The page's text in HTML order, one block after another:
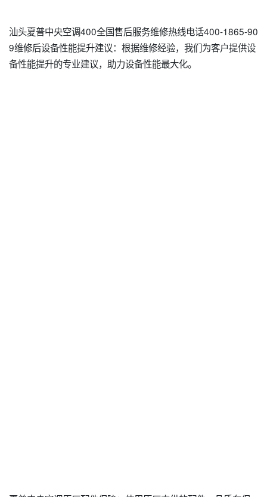
汕头夏普中央空调400全国售后服务维修热线电话400-1865-90
9维修后设备性能提升建议：根据维修经验，我们为客户提供设
备性能提升的专业建议，助力设备性能最大化。